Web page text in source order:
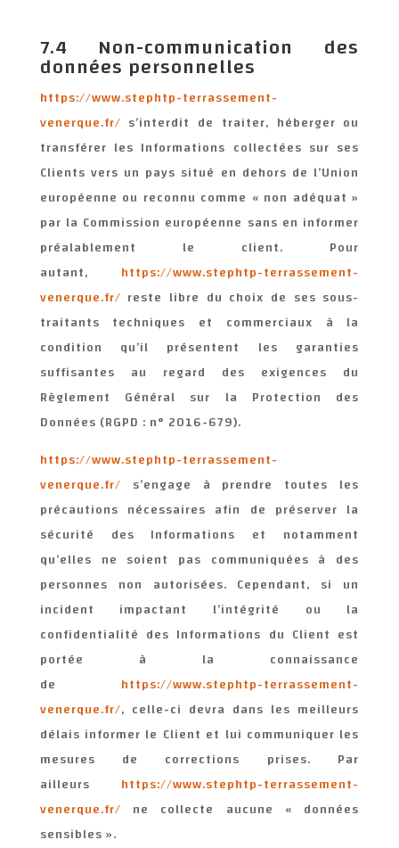
7.4 Non-communication des
données personnelles
https://www.stephtp-terrassement-
venerque.fr/ s’interdit de traiter, héberger ou
transférer les Informations collectées sur ses
Clients vers un pays situé en dehors de l’Union
européenne ou reconnu comme « non adéquat »
par la Commission européenne sans en informer
préalablement le client. Pour
autant,
https://www.stephtp-terrassement-
venerque.fr/ reste libre du choix de ses sous-
traitants techniques et commerciaux à la
condition qu’il présentent les garanties
suffisantes au regard des exigences du
Règlement Général sur la Protection des
Données (RGPD : n° 2016-679).
https://www.stephtp-terrassement-
venerque.fr/ s’engage à prendre toutes les
précautions nécessaires afin de préserver la
sécurité des Informations et notamment
qu’elles ne soient pas communiquées à des
personnes non autorisées. Cependant, si un
incident impactant l’intégrité ou la
confidentialité des Informations du Client est
portée à la connaissance
de
https://www.stephtp-terrassement-
venerque.fr/, celle-ci devra dans les meilleurs
délais informer le Client et lui communiquer les
mesures de corrections prises. Par
ailleurs
https://www.stephtp-terrassement-
venerque.fr/ ne collecte aucune « données
sensibles ».